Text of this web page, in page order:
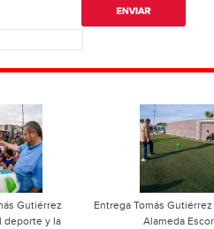
Gutiérrez
deporte y la
Entrega Tomás
Alameda